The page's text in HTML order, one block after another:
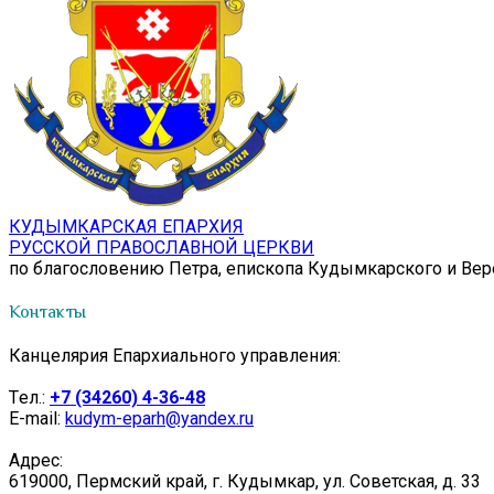
КУДЫМКАРСКАЯ ЕПАРХИЯ
РУССКОЙ ПРАВОСЛАВНОЙ ЦЕРКВИ
по благословению Петра, епископа Кудымкарского и
Контакты
Канцелярия Епархиального управления:
Tел.: +7 (34260) 4-36-48
E-mail: kudym-eparh@yandex.ru
Адрес:
619000, Пермский край, г. Кудымкар, ул. Советская, д. 33